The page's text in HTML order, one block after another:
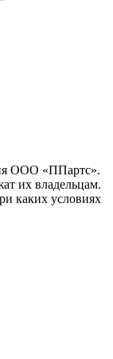
ООО «ППартс».
их владельцам.
каких условиях